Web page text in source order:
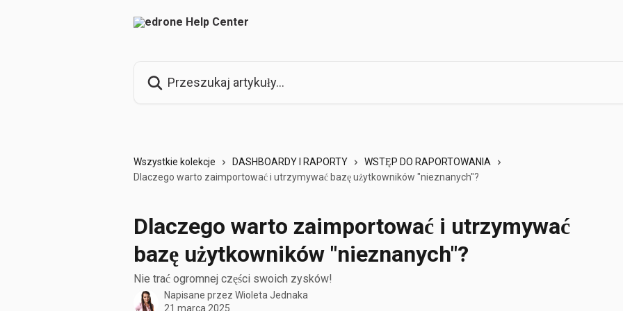
Wszystkie kolekcje DASHBOARDY I RAPORTY
WSTĘP DO RAPORTOWANIA
Dlaczego warto zaimportować i utrzymywać bazę użytkowników "nieznanych"?
Dlaczego warto zaimportować i utrzymywać
bazę użytkowników "nieznanych"?
Nie trać ogromnej części swoich zysków!
Napisane przez Wioleta Jednaka
21 marca 2025